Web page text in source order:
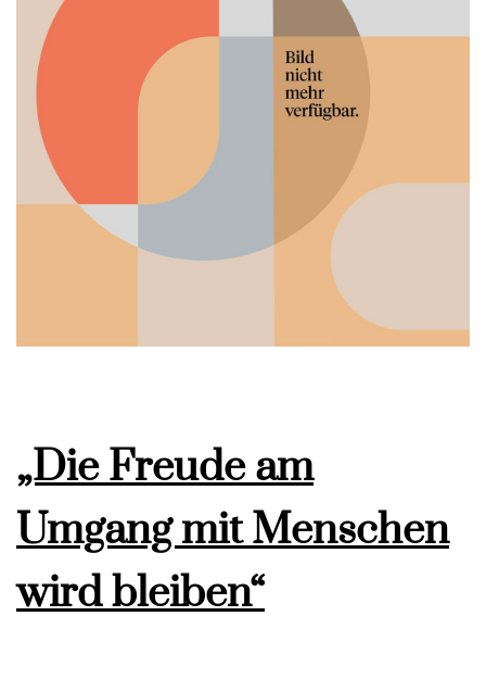
„Die Freude am
Umgang mit Menschen
wird bleiben“